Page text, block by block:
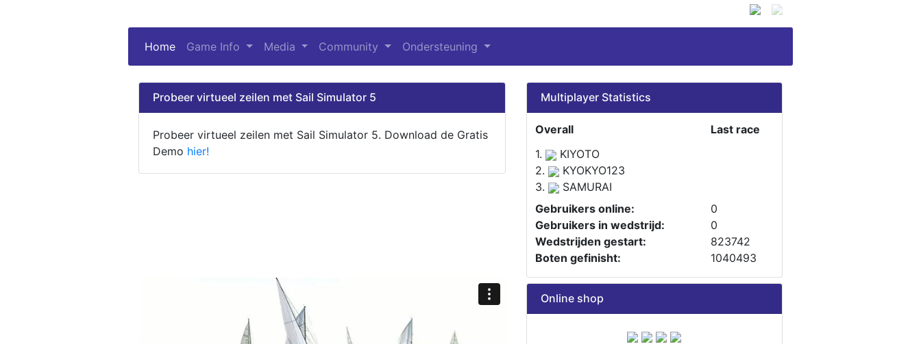
Home (current)
Game Info Media Community Ondersteuning
Probeer virtueel zeilen met Sail Simulator 5
Probeer virtueel zeilen met Sail Simulator 5. Download de Gratis
Demo hier!
Multiplayer Statistics
Overall
Last race
1.
KIYOTO
2.
KYOKYO123
3.
SAMURAI
Gebruikers online:
0
Gebruikers in wedstrijd:
0
Wedstrijden gestart:
823742
Boten gefinisht:
1040493
Online shop